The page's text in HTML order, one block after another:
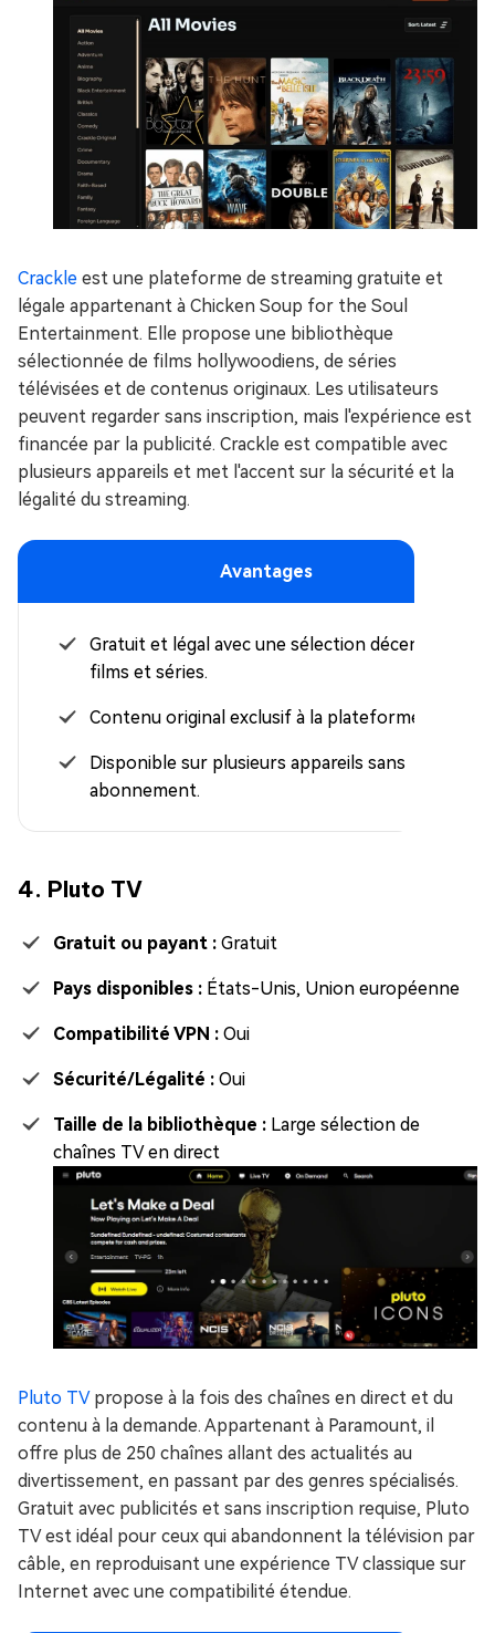
Crackle est une plateforme de streaming gratuite et
légale appartenant à Chicken Soup for the Soul
Entertainment. Elle propose une bibliothèque
sélectionnée de films hollywoodiens, de séries
télévisées et de contenus originaux. Les utilisateurs
peuvent regarder sans inscription, mais l'expérience est
financée par la publicité. Crackle est compatible avec
plusieurs appareils et met l'accent sur la sécurité et la
légalité du streaming.
Avantages
Gratuit et légal avec une sélection décente de
films et séries.
Contenu original exclusif à la plateforme.
Disponible sur plusieurs appareils sans
abonnement.
4. Pluto TV
Gratuit ou payant : Gratuit
Pays disponibles : États-Unis, Union européenne
Compatibilité VPN : Oui
Sécurité/Légalité : Oui
Taille de la bibliothèque : Large sélection de
chaînes TV en direct
Pluto TVpropose à la fois des chaînes en direct et du
contenu à la demande. Appartenant à Paramount, il
offre plus de 250 chaînes allant des actualités au
divertissement, en passant par des genres spécialisés.
Gratuit avec publicités et sans inscription requise, Pluto
TV est idéal pour ceux qui abandonnent la télévision par
câble, en reproduisant une expérience TV classique sur
Internet avec une compatibilité étendue.